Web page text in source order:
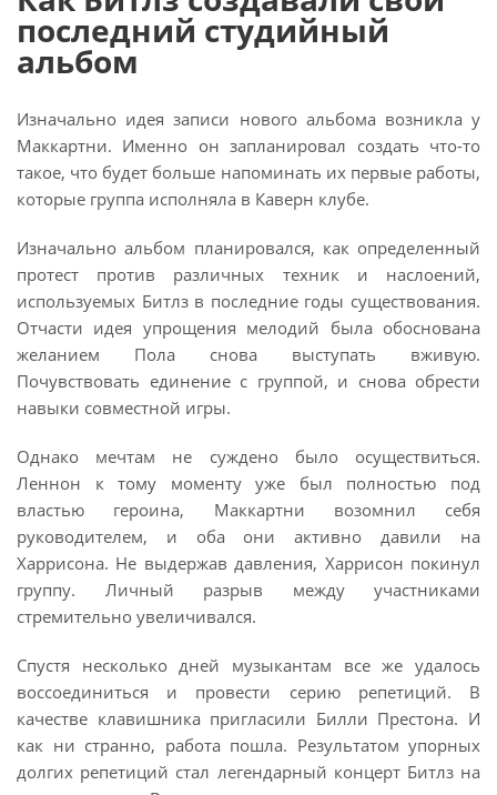
последний студийный
альбом
Изначально идея записи нового альбома возникла у
Маккартни. Именно он запланировал создать что-то
такое, что будет больше напоминать их первые работы,
которые группа исполняла в Каверн клубе.
Изначально альбом планировался, как определенный
протест против различных техник и наслоений,
используемых Битлз в последние годы существования.
Отчасти идея упрощения мелодий была обоснована
желанием Пола снова выступать вживую.
Почувствовать единение с группой, и снова обрести
навыки совместной игры.
Однако мечтам не суждено было осуществиться.
Леннон к тому моменту уже был полностью под
властью героина, Маккартни возомнил себя
руководителем, и оба они активно давили на
Харрисона. Не выдержав давления, Харрисон покинул
группу. Личный разрыв между участниками
стремительно увеличивался.
Спустя несколько дней музыкантам все же удалось
воссоединиться и провести серию репетиций. В
качестве клавишника пригласили Билли Престона. И
как ни странно, работа пошла. Результатом упорных
долгих репетиций стал легендарный концерт Битлз на